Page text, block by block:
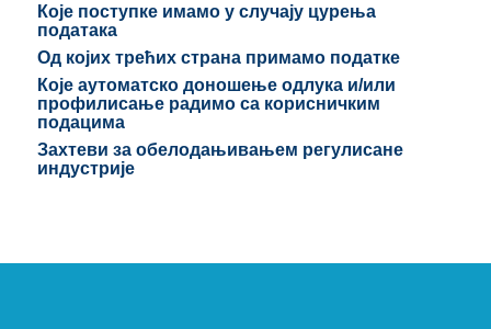
Које поступке имамо у случају цурења
података
Од којих трећих страна примамо податке
Које аутоматско доношење одлука и/или
профилисање радимо са корисничким
подацима
Захтеви за обелодањивањем регулисане
индустрије